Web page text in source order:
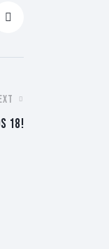
18!